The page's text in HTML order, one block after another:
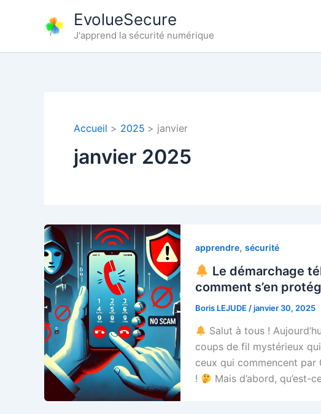
EvolueSecure
J'apprend la sécurité numérique
Accueil 2025 janvier
janvier 2025
apprendre, sécurité
Le démarchage
comment s’en
Boris LEJUDE /janvier 30, 2025
Salut à tous !
coups de fil mystérieux
ceux qui commencent
!
Mais d’abord, qu’est-